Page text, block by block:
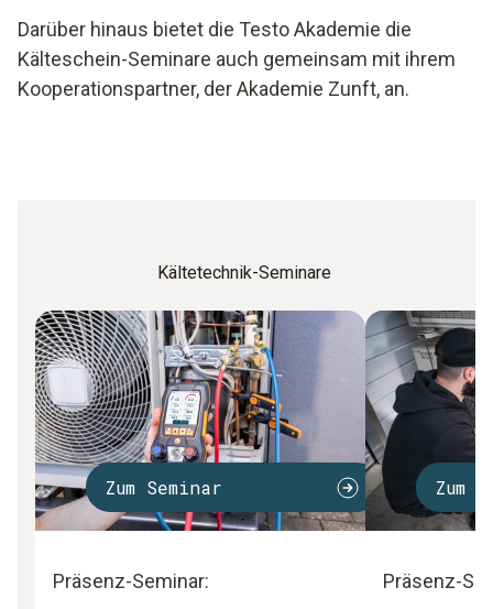
Darüber hinaus bietet die Testo Akademie die
Kälteschein-Seminare auch gemeinsam mit ihrem
Kooperationspartner, der Akademie Zunft, an.
Kältetechnik-Seminare
Zum Seminar
Präsenz-Seminar:
Zum
Präsenz-